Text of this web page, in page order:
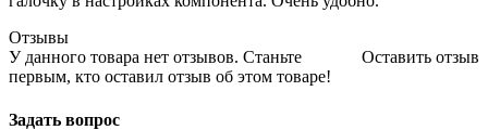
Отзывы
Оставить отзыв
У данного товара нет отзывов. Станьте
первым, кто оставил отзыв об этом товаре!
Задать вопрос